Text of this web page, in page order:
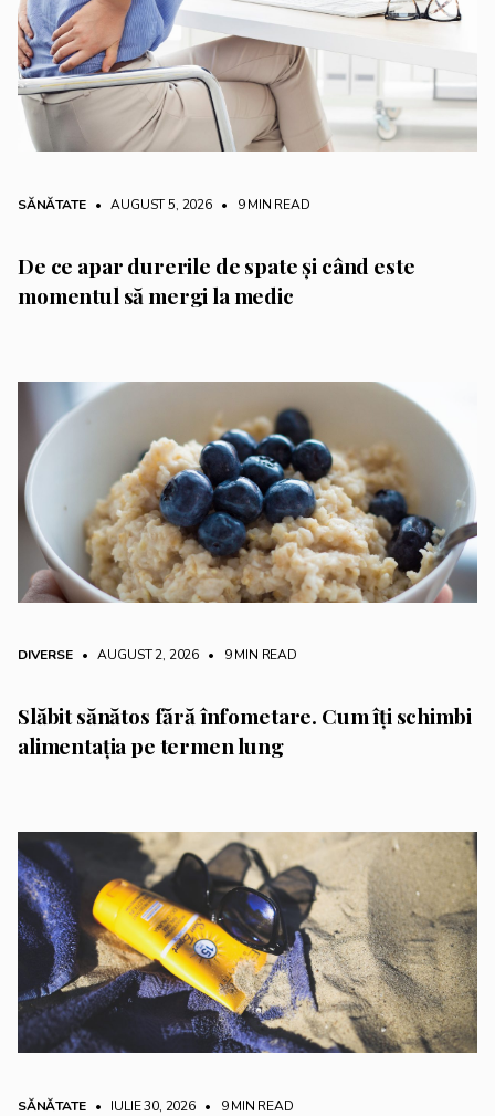
SĂNĂTATE • AUGUST 5, 2026 • 9 MIN READ
De ce apar durerile de spate și când este
momentul să mergi la medic
DIVERSE • AUGUST 2, 2026 • 9 MIN READ
Slăbit sănătos fără înfometare. Cum îți schimbi
alimentația pe termen lung
SĂNĂTATE • IULIE 30, 2026 • 9 MIN READ